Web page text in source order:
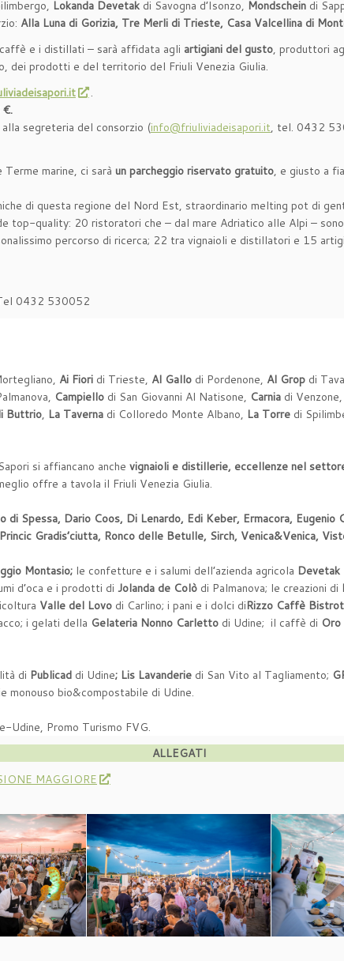
Lokanda Devetak di Savogna d’Isonzo, Mondschein di
Alla Luna di Gorizia, Tre Merli di Trieste, Casa Valcellina di
e i distillati – sarà affidata agli artigiani del gusto, produttori
dei prodotti e del territorio del Friuli Venezia Giulia.
.
€.
segreteria del consorzio (info@friuliviadeisapori.it, tel. 0432
marine, ci sarà un parcheggio riservato gratuito, e giusto a
di questa regione del Nord Est, straordinario melting pot di
top-quality: 20 ristoratori che – dal mare Adriatico alle Alpi –
percorso di ricerca; 22 tra vignaioli e distillatori e 15
0432 530052
Ai Fiori di Trieste, Al Gallo di Pordenone, Al Grop di
Campiello di San Giovanni Al Natisone, Carnia di Venzone,
Buttrio, La Taverna di Colloredo Monte Albano, La Torre di
si affiancano anche vignaioli e distillerie, eccellenze nel
offre a tavola il Friuli Venezia Giulia.
di Spessa, Dario Coos, Di Lenardo, Edi Keber, Ermacora, Eugenio
Gradis’ciutta, Ronco delle Betulle, Sirch, Venica&Venica,
Montasio; le confetture e i salumi dell’azienda agricola Devetak
d’oca e i prodotti di Jolanda de Colò di Palmanova; le creazioni di
Valle del Lovo di Carlino; i pani e i dolci diRizzo Caffè Bistrot
i gelati della Gelateria Nonno Carletto di Udine; il caffè di
di Publicad di Udine; Lis Lavanderie di San Vito al Tagliamento;
monouso bio&compostabile di Udine.
Udine, Promo Turismo FVG.
ALLEGATI
MAGGIORE